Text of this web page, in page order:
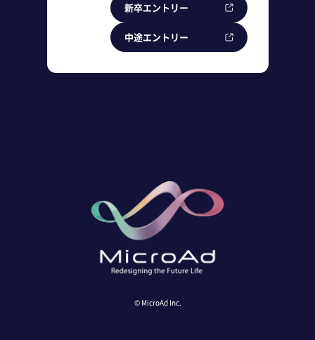
新卒エントリー
中途エントリー
© MicroAd Inc.